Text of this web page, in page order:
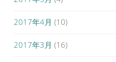
2017年4月 (10)
2017年3月 (16)